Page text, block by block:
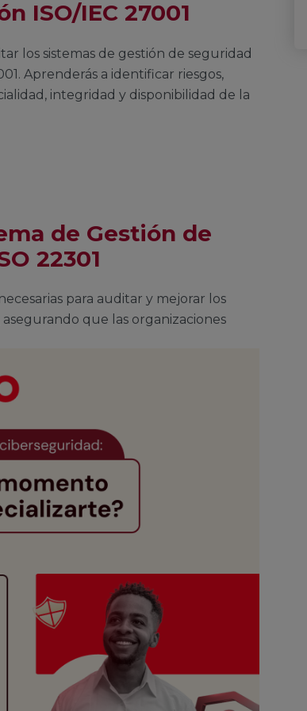
ISO/IEC 27001
los sistemas de gestión de seguridad
Aprenderás a identificar riesgos,
integridad y disponibilidad de la
de Gestión de
22301
para auditar y mejorar los
que las organizaciones